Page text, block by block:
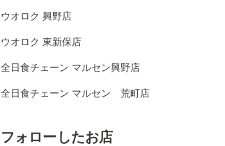
ウオロク 興野店
ウオロク 東新保店
全日食チェーン マルセン興野店
全日食チェーン マルセン 荒町店
フォローしたお店